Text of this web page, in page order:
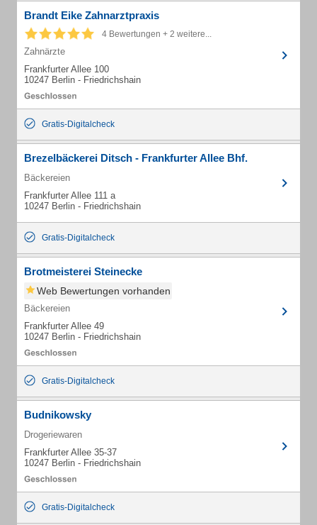
Brandt Eike Zahnarztpraxis
4 Bewertungen + 2 weitere...
Zahnärzte
Frankfurter Allee 100
10247 Berlin - Friedrichshain
Gratis-Digitalcheck
Brezelbäckerei Ditsch - Frankfurter Allee Bhf.
Bäckereien
Frankfurter Allee 111 a
10247 Berlin - Friedrichshain
Gratis-Digitalcheck
Brotmeisterei Steinecke
Web Bewertungen vorhanden
Bäckereien
Frankfurter Allee 49
10247 Berlin - Friedrichshain
Gratis-Digitalcheck
Budnikowsky
Drogeriewaren
Frankfurter Allee 35-37
10247 Berlin - Friedrichshain
Gratis-Digitalcheck